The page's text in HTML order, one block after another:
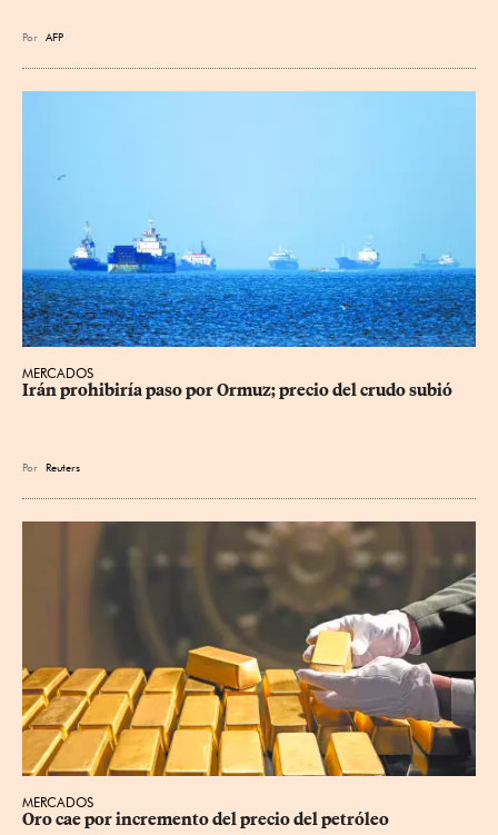
Por AFP
MERCADOS
Irán prohibiría paso por Ormuz; precio del crudo subió
Por Reuters
MERCADOS
Oro cae por incremento del precio del petróleo